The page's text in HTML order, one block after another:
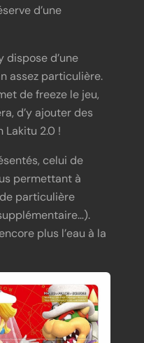
d’une
dispose d’une
assez particulière.
de freeze le jeu,
d’y ajouter des
Lakitu 2.0 !
celui de
permettant à
particulière
plus l’eau à la